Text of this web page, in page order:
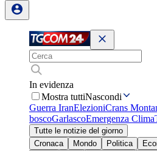
In evidenza
Mostra tuttiNascondi
Guerra IranElezioniCrans
boscoGarlascoEmergenza Clima
Tutte le notizie del giorno
Cronaca
Mondo Politica